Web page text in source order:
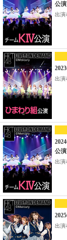
公
出演
出演
公演
出演
出演